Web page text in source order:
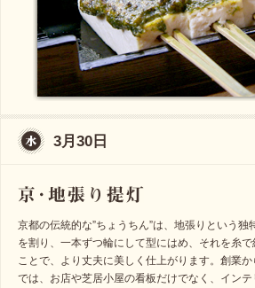
3月30日
京都の伝統的な”ちょうちん”は、地張りという
を割り、一本ずつ輪にして型にはめ、それを糸
ことで、より丈夫に美しく仕上がります。創業
では、お店や芝居小屋の看板だけでなく、イン